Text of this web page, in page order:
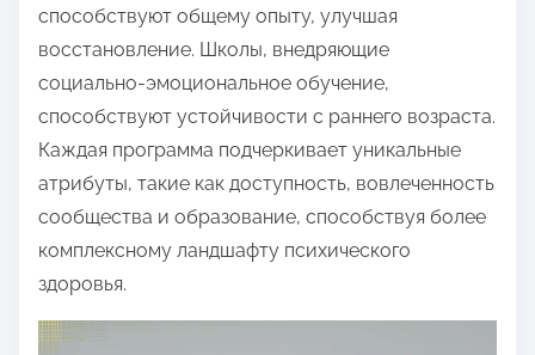
способствуют общему опыту, улучшая
восстановление. Школы, внедряющие
социально-эмоциональное обучение,
способствуют устойчивости с раннего возраста.
Каждая программа подчеркивает уникальные
атрибуты, такие как доступность, вовлеченность
сообщества и образование, способствуя более
комплексному ландшафту психического
здоровья.